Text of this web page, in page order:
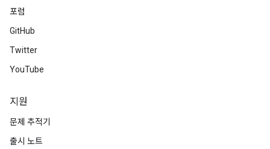
포럼
GitHub
Twitter
YouTube
지원
문제 추적기
출시 노트